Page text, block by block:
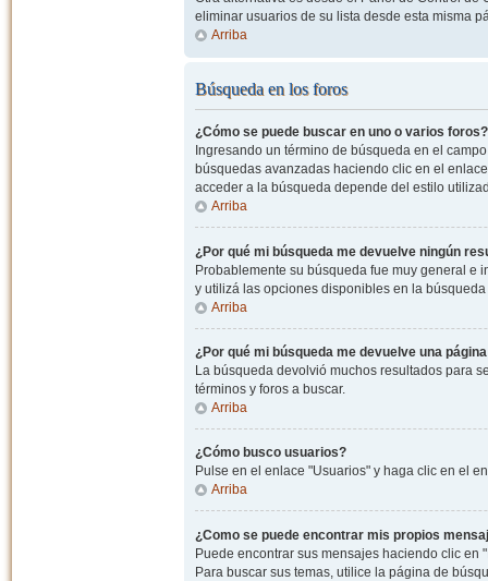
eliminar usuarios de su lista desde esta misma
Arriba
Búsqueda en los foros
¿Cómo se puede buscar en uno o varios foros?
Ingresando un término de búsqueda en el
búsquedas avanzadas haciendo clic en el
acceder a la búsqueda depende del estilo
Arriba
¿Por qué mi búsqueda me devuelve ningún
Probablemente su búsqueda fue muy general e
y utilizá las opciones disponibles en la
Arriba
¿Por qué mi búsqueda me devuelve una
La búsqueda devolvió muchos resultados para
términos y foros a buscar.
Arriba
¿Cómo busco usuarios?
Pulse en el enlace "Usuarios" y haga clic en el
Arriba
¿Como se puede encontrar mis propios
Puede encontrar sus mensajes haciendo clic en
Para buscar sus temas, utilice la página de